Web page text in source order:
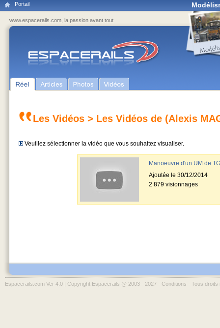
Portail
www.espacerails.com, la passion avant tout
Les Vidéos > Les Vidéos de (Alexis
Veuillez sélectionner la vidéo que vous souhaitez visualiser.
Manoeuvre d'un UM de
Ajoutée le 30/12/2014
2 879 visionnages
Espacerails.com Ver 4.0 | Copyright Espacerails @ 2003 - 2027 - Conditions - Tous droits